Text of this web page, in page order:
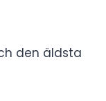
den äldsta